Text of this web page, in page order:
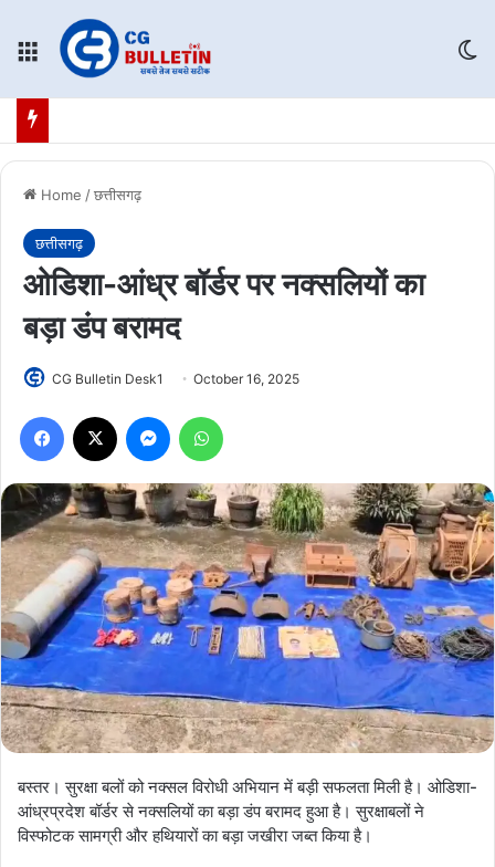
Menu
Home /छत्तीसगढ़
छत्तीसगढ़
ओडिशा-आंध्र बॉर्डर पर नक्सलियों का
बड़ा डंप बरामद
CG Bulletin Desk1 October 16, 2025
Facebook Messenger
बस्तर। सुरक्षा बलों को नक्सल विरोधी अभियान में बड़ी सफलता मिली है। ओडिशा-
आंध्रप्रदेश बॉर्डर से नक्सलियों का बड़ा डंप बरामद हुआ है। सुरक्षाबलों ने
विस्फोटक सामग्री और हथियारों का बड़ा जखीरा जब्त किया है।